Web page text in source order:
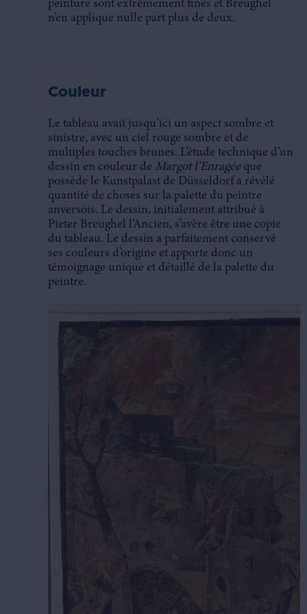
peinture sont extrêmement fines et Breughel
n’en applique nulle part plus de deux.
Couleur
Le tableau avait jusqu’ici un aspect sombre et
sinistre, avec un ciel rouge sombre et de
multiples touches brunes. L’étude technique d’un
dessin en couleur de Margot l’Enragéeque
possède le Kunstpalast de Düsseldorf a révélé
quantité de choses sur la palette du peintre
anversois. Le dessin, initialement attribué à
Pieter Breughel l’Ancien, s’avère être une copie
du tableau. Le dessin a parfaitement conservé
ses couleurs d’origine et apporte donc un
témoignage unique et détaillé de la palette du
peintre.